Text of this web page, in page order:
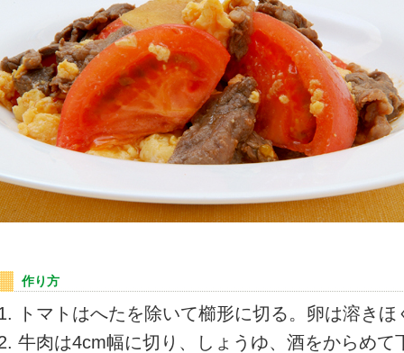
作り方
トマトはへたを除いて櫛形に切る。卵は溶き
牛肉は4cm幅に切り、しょうゆ、酒をからめて